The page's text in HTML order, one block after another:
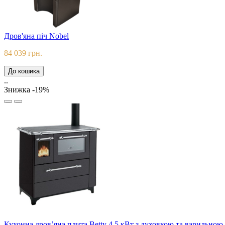
Дров'яна піч Nobel
84 039 грн.
До кошика
..
Знижка -19%